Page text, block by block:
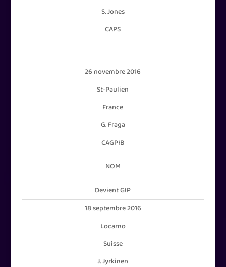
S. Jones
CAPS
26 novembre 2016
St-Paulien
France
G. Fraga
CAGPIB
NOM
Devient GIP
18 septembre 2016
Locarno
Suisse
J. Jyrkinen